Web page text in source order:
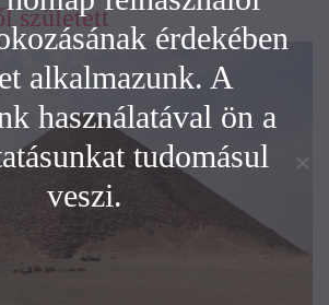
született
érdekében
alkalmazunk. A
használatával ön a
tudomásul
veszi.